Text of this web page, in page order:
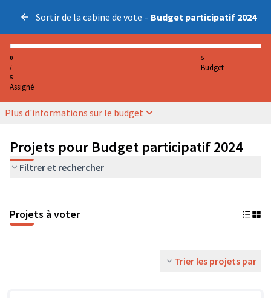
Sortir de la cabine de vote - Budget participatif 2024
0
/
5
Assigné
5
Budget
Plus d'informations sur le budget
Projets pour Budget participatif 2024
Filtrer et rechercher
Projets à voter
Trier les projets par